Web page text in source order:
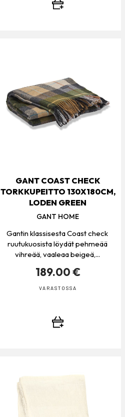
GANT COAST CHECK
TORKKUPEITTO 130X180CM,
LODEN GREEN
GANT HOME
Gantin klassisesta Coast check
ruutukuosista löydät pehmeää
vihreää, vaaleaa beigeä,...
189.00 €
VARASTOSSA